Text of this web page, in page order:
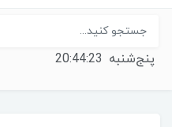
پنج‌شنبه 20:44:23